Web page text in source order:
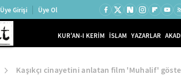
Üye Girişi Üye Ol
KUR'AN-I KERİM İSLAM YAZARLAR
Kaşıkçı cinayetini anlatan film 'Muhalif'